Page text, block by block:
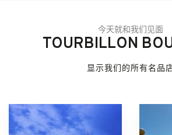
今天就和我们见面
TOURBILLON
显示我们的所有名品